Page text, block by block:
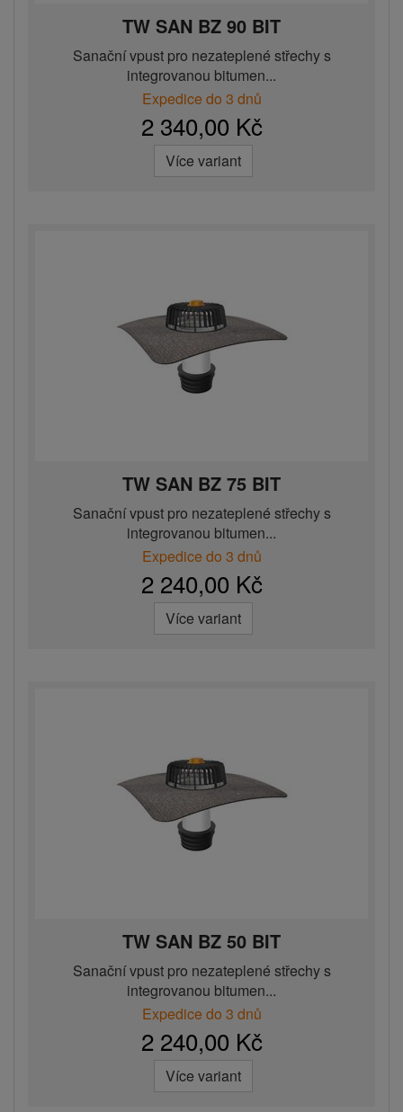
TW SAN BZ 90 BIT
Sanační vpust pro nezateplené střechy s
integrovanou bitumen...
Expedice do 3 dnů
2 340,00 Kč
Více variant
TW SAN BZ 75 BIT
Sanační vpust pro nezateplené střechy s
integrovanou bitumen...
Expedice do 3 dnů
2 240,00 Kč
Více variant
TW SAN BZ 50 BIT
Sanační vpust pro nezateplené střechy s
integrovanou bitumen...
Expedice do 3 dnů
2 240,00 Kč
Více variant